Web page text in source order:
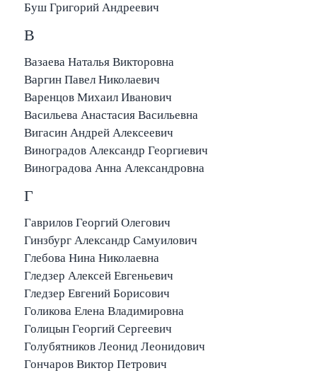
Буш Григорий Андреевич
В
Вазаева Наталья Викторовна
Варгин Павел Николаевич
Варенцов Михаил Иванович
Васильева Анастасия Васильевна
Вигасин Андрей Алексеевич
Виноградов Александр Георгиевич
Виноградова Анна Александровна
Г
Гаврилов Георгий Олегович
Гинзбург Александр Самуилович
Глебова Нина Николаевна
Гледзер Алексей Евгеньевич
Гледзер Евгений Борисович
Голикова Елена Владимировна
Голицын Георгий Сергеевич
Голубятников Леонид Леонидович
Гончаров Виктор Петрович